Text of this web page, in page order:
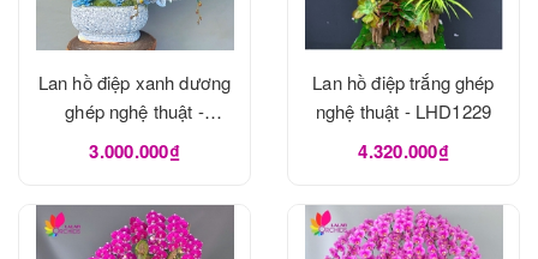
Lan hồ điệp xanh dương
ghép nghệ thuật -
LHD1240
3.000.000₫
Lan hồ điệp trắng ghép
nghệ thuật - LHD1229
4.320.000₫